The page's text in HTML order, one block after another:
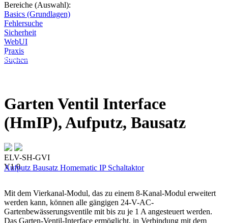
Bereiche (Auswahl):
Basics (Grundlagen)
Fehlersuche
Sicherheit
WebUI
Praxis
Suchen
Diese Seite wird nicht weitergeführt, bleibt aber als digitales Archiv
online. Vielen Dank für deinen Besuch!
Garten Ventil Interface
(HmIP), Aufputz, Bausatz
ELV-SH-GVI
V1.0
Aufputz Bausatz Homematic IP Schaltaktor
Mit dem Vierkanal-Modul, das zu einem 8-Kanal-Modul erweitert
werden kann, können alle gängigen 24-V-AC-
Gartenbewässerungsventile mit bis zu je 1 A angesteuert werden.
Das Garten-Ventil-Interface ermöglicht, in Verbindung mit dem